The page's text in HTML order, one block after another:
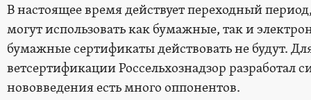
В настоящее время действует переходный
могут использовать как бумажные, так и
бумажные сертификаты действовать не будут.
ветсертификации Россельхознадзор разработал
нововведения есть много оппонентов.